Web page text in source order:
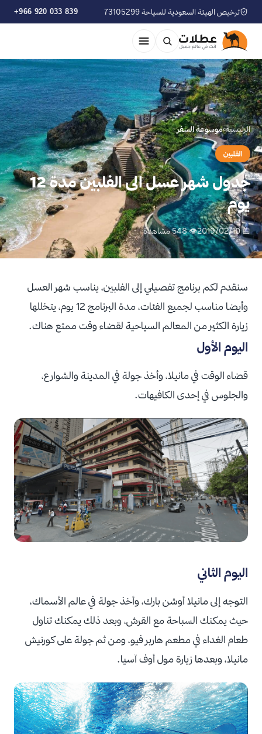
ترخيص الهيئة السعودية للسياحة 73105299 +966 920 033 839
الرئيسية›موسوعة السفر
الفلبين
جدول شهر عسل الى الفلبين مدة 12
يوم
📅 2019/02/10 👁 548 مشاهدة
سنقدم لكم برنامج تفصيلي إلى الفلبين، يناسب شهر العسل
وأيضا مناسب لجميع الفئات، مدة البرنامج 12 يوم، يتخللها
زيارة الكثير من المعالم السياحية لقضاء وقت ممتع هناك.
اليوم الأول
قضاء الوقت في مانيلا، وأخذ جولة في المدينة والشوارع،
والجلوس في إحدى الكافيهات.
اليوم الثاني
التوجه إلى مانيلا أوشن بارك، وأخذ جولة في عالم الأسماك،
حيث يمكنك السباحة مع القرش، وبعد ذلك يمكنك تناول
طعام الغداء في مطعم هاربر فيو، ومن ثم جولة على كورنيش
مانيلا، وبعدها زيارة مول أوف آسيا.